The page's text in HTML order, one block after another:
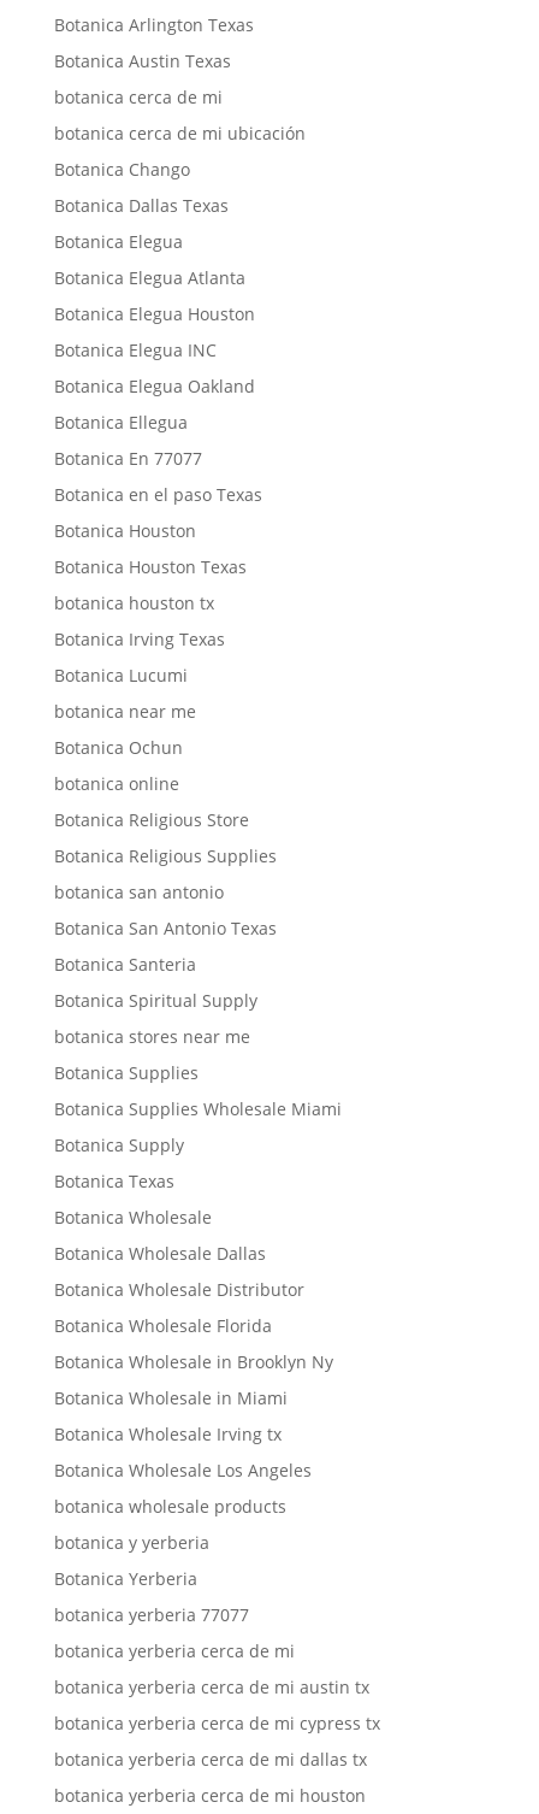
Botanica Arlington Texas
Botanica Austin Texas
botanica cerca de mi
botanica cerca de mi ubicación
Botanica Chango
Botanica Dallas Texas
Botanica Elegua
Botanica Elegua Atlanta
Botanica Elegua Houston
Botanica Elegua INC
Botanica Elegua Oakland
Botanica Ellegua
Botanica En 77077
Botanica en el paso Texas
Botanica Houston
Botanica Houston Texas
botanica houston tx
Botanica Irving Texas
Botanica Lucumi
botanica near me
Botanica Ochun
botanica online
Botanica Religious Store
Botanica Religious Supplies
botanica san antonio
Botanica San Antonio Texas
Botanica Santeria
Botanica Spiritual Supply
botanica stores near me
Botanica Supplies
Botanica Supplies Wholesale Miami
Botanica Supply
Botanica Texas
Botanica Wholesale
Botanica Wholesale Dallas
Botanica Wholesale Distributor
Botanica Wholesale Florida
Botanica Wholesale in Brooklyn Ny
Botanica Wholesale in Miami
Botanica Wholesale Irving tx
Botanica Wholesale Los Angeles
botanica wholesale products
botanica y yerberia
Botanica Yerberia
botanica yerberia 77077
botanica yerberia cerca de mi
botanica yerberia cerca de mi austin tx
botanica yerberia cerca de mi cypress tx
botanica yerberia cerca de mi dallas tx
botanica yerberia cerca de mi houston